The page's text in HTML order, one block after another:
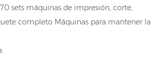
sets máquinas de impresión, corte,
completo Máquinas para mantener la